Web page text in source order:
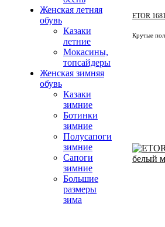
Женская летняя
обувь
Казаки
летние
Мокасины,
топсайдеры
Женская зимняя
обувь
Казаки
зимние
Ботинки
зимние
Полусапоги
зимние
Сапоги
зимние
Большие
размеры
зима
ETOR
Крутые